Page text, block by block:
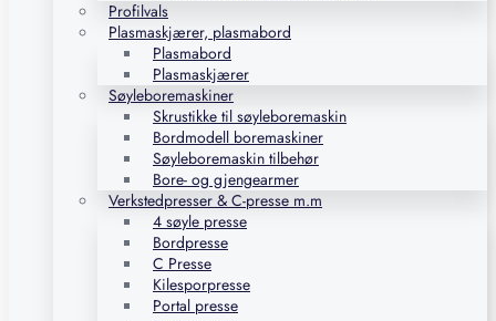
Profilvals
Plasmaskjærer, plasmabord
Plasmabord
Plasmaskjærer
Søyleboremaskiner
Skrustikke til søyleboremaskin
Bordmodell boremaskiner
Søyleboremaskin tilbehør
Bore- og gjengearmer
Verkstedpresser & C-presse m.m
4 søyle presse
Bordpresse
C Presse
Kilesporpresse
Portal presse